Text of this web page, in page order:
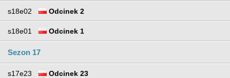
s18e02 Odcinek 2
s18e01 Odcinek 1
Sezon 17
s17e23 Odcinek 23